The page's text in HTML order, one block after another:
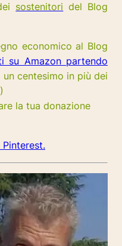
sostenitori del Blog
economico al Blog
su Amazon partendo
centesimo in più dei
la tua donazione